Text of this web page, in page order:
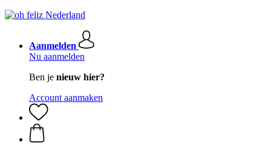
Aanmelden
Nu aanmelden
Ben je nieuw hier?
Account aanmaken